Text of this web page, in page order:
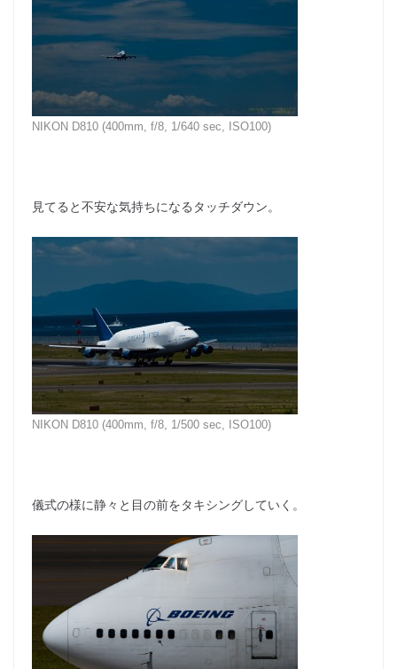
NIKON D810 (400mm, f/8, 1/640 sec, ISO100)
見てると不安な気持ちになるタッチダウン。
NIKON D810 (400mm, f/8, 1/500 sec, ISO100)
儀式の様に静々と目の前をタキシングしていく。